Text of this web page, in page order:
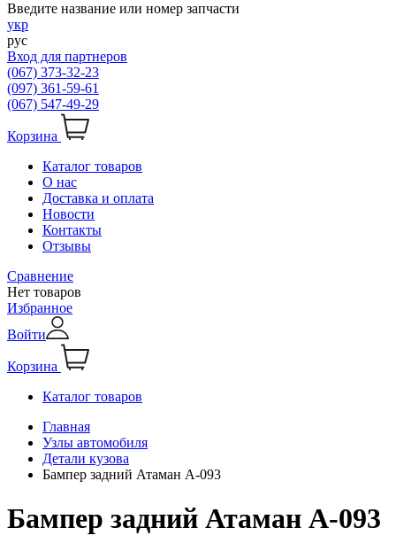
Введите название или номер запчасти
укр
рус
Вход для партнеров
(067) 373-32-23
(097) 361-59-61
(067) 547-49-29
Корзина
Каталог товаров
О нас
Доставка и оплата
Новости
Контакты
Отзывы
Сравнение
Нет товаров
Избранное
Войти
Корзина
Каталог товаров
Главная
Узлы автомобиля
Детали кузова
Бампер задний Атаман А-093
Бампер задний Атаман А-093